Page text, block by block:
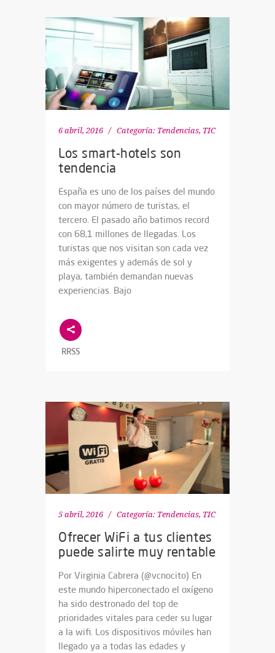
6 abril, 2016 Categoría: Tendencias, TIC
Los smart-hotels son
tendencia
España es uno de los países del mundo
con mayor número de turistas, el
tercero. El pasado año batimos record
con 68,1 millones de llegadas. Los
turistas que nos visitan son cada vez
más exigentes y además de sol y
playa, también demandan nuevas
experiencias. Bajo
RRSS
5 abril, 2016 Categoría: Tendencias, TIC
Ofrecer WiFi a tus clientes
puede salirte muy rentable
Por Virginia Cabrera (@vcnocito) En
este mundo hiperconectado el oxígeno
ha sido destronado del top de
prioridades vitales para ceder su lugar
a la wifi. Los dispositivos móviles han
llegado ya a todas las edades y